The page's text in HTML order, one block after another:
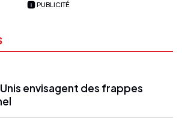
PUBLICITÉ
envisagent des frappes